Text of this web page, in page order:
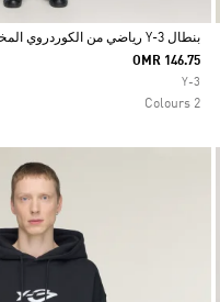
Selected
بنطال Y-3 رياضي من الكوردروي المخملي
OMR 146.75
Y-3
2 Colours